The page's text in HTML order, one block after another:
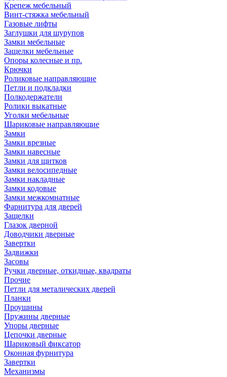
Крепеж мебельный
Винт-стяжка мебельный
Газовые лифты
Заглушки для шурупов
Замки мебельные
Защелки мебельные
Опоры колесные и пр.
Крючки
Роликовые направляющие
Петли и подкладки
Полкодержатели
Ролики выкатные
Уголки мебельные
Шариковые направляющие
Замки
Замки врезные
Замки навесные
Замки для щитков
Замки велосипедные
Замки накладные
Замки кодовые
Замки межкомнатные
Фарнитура для дверей
Защелки
Глазок дверной
Доводчики дверные
Завертки
Задвижки
Засовы
Ручки дверные, откидные, квадраты
Прочие
Петли для металических дверей
Планки
Проушины
Пружины дверные
Упоры дверные
Цепочки дверные
Шариковый фиксатор
Оконная фурнитура
Завертки
Механизмы